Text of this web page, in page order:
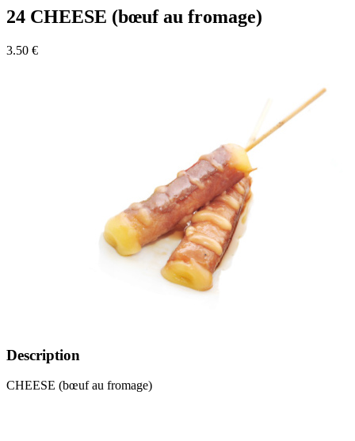
24 CHEESE (bœuf au fromage)
3.50 €
Description
CHEESE (bœuf au fromage)